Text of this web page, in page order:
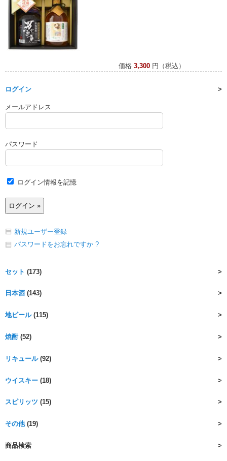
価格 3,300円（税込）
ログイン
メールアドレス
パスワード
ログイン情報を記憶
新規ユーザー登録
パスワードをお忘れですか ?
セット (173)
日本酒 (143)
地ビール(115)
焼酎(52)
リキュール(92)
ウイスキー (18)
スピリッツ (15)
その他(19)
商品検索